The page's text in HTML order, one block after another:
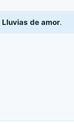
Lluvias de amor.